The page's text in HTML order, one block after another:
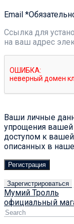
Email *
Ссылка для
на ваш адрес
Ваши личные
упрощения вашей
доступом к вашей
описанных в
Регистрация
Зарегистрироваться
Мумий Тролль
официальный